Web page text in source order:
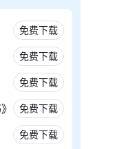
免费下载
免费下载
免费下载
免费下载
免费下载